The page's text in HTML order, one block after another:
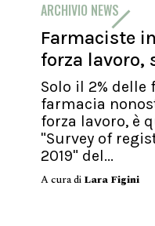
ARCHIVIO NEWS
Farmaciste
forza lavoro,
Solo il 2%
farmacia
forza lavoro, è
"Survey of
2019" del...
A cura di Lara Figini